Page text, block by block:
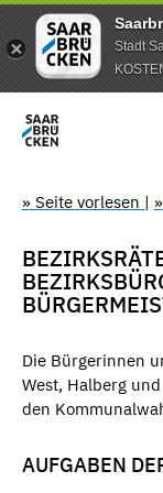
Stadt
» Seite vorlesen |
Die Bürgerinnen
West, Halberg
den
AUFGABEN